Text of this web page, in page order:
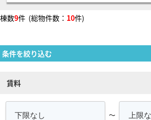
棟数9件 (総物件数： 10件)
条件を絞り込む
賃料
～